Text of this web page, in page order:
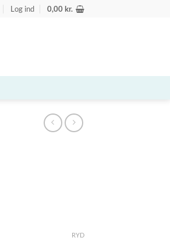
Log ind 0,00 kr.
RYD